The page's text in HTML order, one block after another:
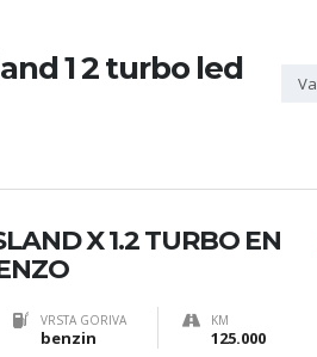
1 2 turbo led
X 1.2 TURBO EN
VRSTA GORIVA
benzin
KM
125.000